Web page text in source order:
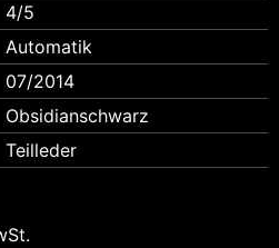
4/5
Automatik
07/2014
Obsidianschwarz
Teilleder